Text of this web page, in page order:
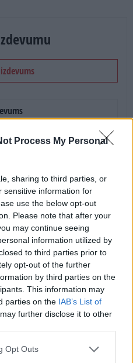
Process My Personal
sharing to third parties, or
sensitive information for
use the below opt-out
Please note that after your
may continue seeing
information utilized by
to third parties prior to
opt-out of the further
by third parties on the
This information may
parties on the IAB’s List of
further disclose it to other
Opt Outs
/ 1.34 Eur par izdevumu *
norādītas € ar PVN.
kā to nosaka Lietošanas